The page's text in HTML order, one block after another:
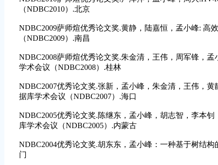
（NDBC2010）.北京
NDBC2009萨师煊优秀论文奖.黄静，陆嘉恒，孟小峰: 高
（NDBC2009）.南昌
NDBC2008萨师煊优秀论文奖.朱金清，王伟，周军锋，
学术会议（NDBC2008）.桂林
NDBC2007优秀论文奖.张新，孟小峰，朱金清，王伟，
据库学术会议（NDBC2007）.海口
NDBC2005优秀论文奖.陈继东，孟小峰，胡志智，李本
库学术会议（NDBC2005）.内蒙古
NDBC2004优秀论文奖.胡东东，孟小峰：一种基于树结
门